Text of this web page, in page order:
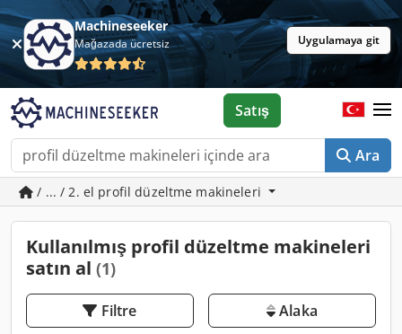
Machineseeker
Mağazada ücretsiz Uygulamaya git
Ara
Satış
/ ... / 2. el profil düzeltme makineleri
Kullanılmış profil düzeltme makineleri
satın al (1)
Filtre Alaka